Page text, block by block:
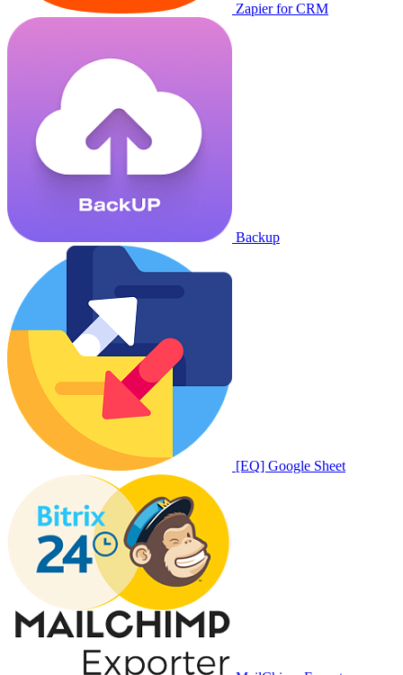
Zapier for CRM
Backup
[EQ] Google Sheet